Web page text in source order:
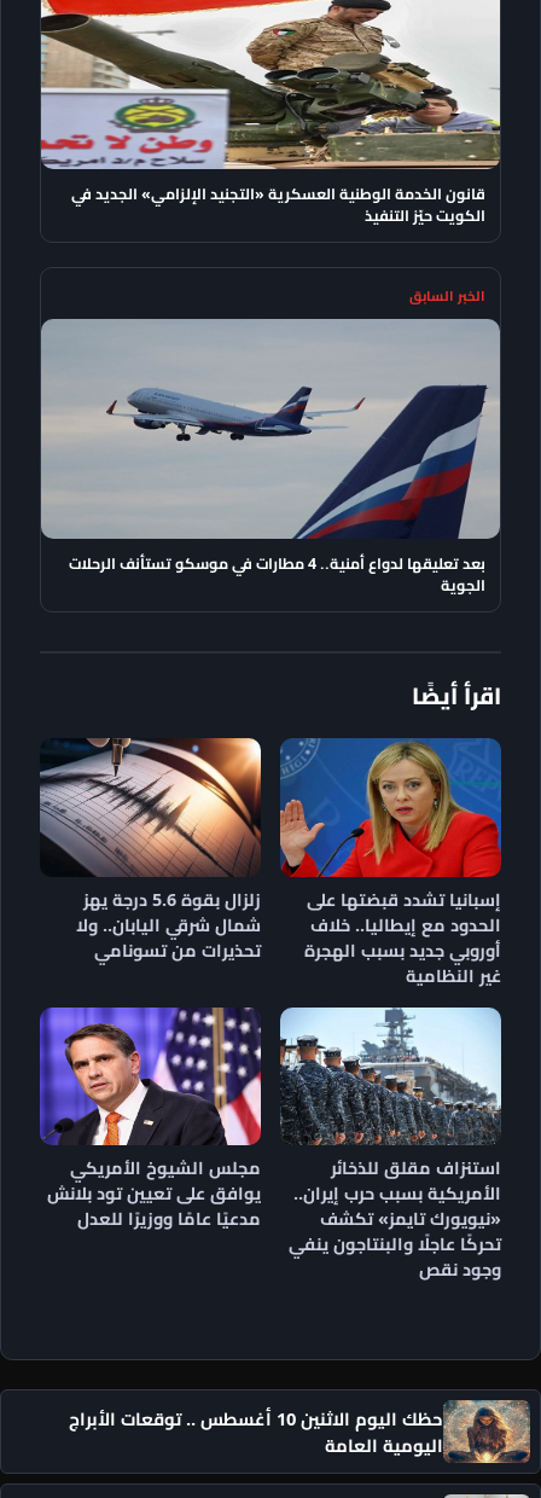
قانون الخدمة الوطنية العسكرية «التجنيد الإلزامي» الجديد في
الكويت حيّز التنفيذ
الخبر السابق
بعد تعليقها لدواع أمنية.. 4 مطارات في موسكو تستأنف الرحلات
الجوية
اقرأ أيضًا
إسبانيا تشدد قبضتها على
الحدود مع إيطاليا.. خلاف
أوروبي جديد بسبب الهجرة
غير النظامية
زلزال بقوة 5.6 درجة يهز
شمال شرقي اليابان.. ولا
تحذيرات من تسونامي
استنزاف مقلق للذخائر
الأمريكية بسبب حرب إيران..
«نيويورك تايمز» تكشف
تحركًا عاجلًا والبنتاجون ينفي
وجود نقص
مجلس الشيوخ الأمريكي
يوافق على تعيين تود بلانش
مدعيًا عامًا ووزيرًا للعدل
حظك اليوم الاثنين 10 أغسطس .. توقعات الأبراج
اليومية العامة